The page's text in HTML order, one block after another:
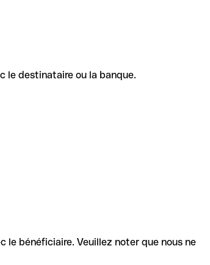
le destinataire ou la banque.
le bénéficiaire. Veuillez noter que nous ne